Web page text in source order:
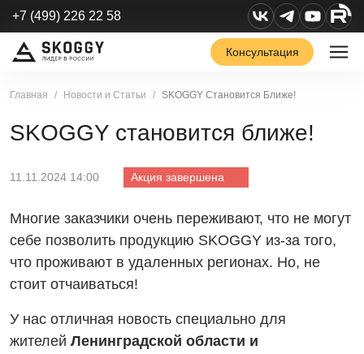
+7 (499) 226 22 58
Консультация
Главная Новости и Статьи SKOGGY Становится Ближе!
SKOGGY становится ближе!
11.11.2024 14:00 Акция завершена
Многие заказчики очень переживают, что не могут
себе позволить продукцию SKOGGY из-за того,
что проживают в удаленных регионах. Но, не
стоит отчаиваться!
У нас отличная новость специально для
жителей Ленинградской области и